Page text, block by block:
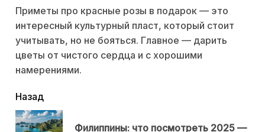
Приметы про красные розы в подарок — это
интересный культурный пласт, который стоит
учитывать, но не бояться. Главное — дарить
цветы от чистого сердца и с хорошими
намерениями.
читать
еще
Назад
Филиппины: что посмотреть 2025 —